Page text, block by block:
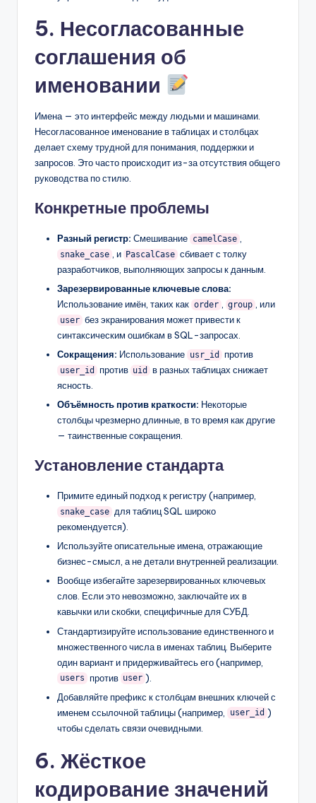
5. Несогласованные
соглашения об
именовании
Имена — это интерфейс между людьми и машинами.
Несогласованное именование в таблицах и столбцах
делает схему трудной для понимания, поддержки и
запросов. Это часто происходит из-за отсутствия общего
руководства по стилю.
Конкретные проблемы
Разный регистр: Смешивание camelCase
snake_case , и PascalCase сбивает с толку
разработчиков, выполняющих запросы к данным.
Зарезервированные ключевые слова:
Использование имён, таких как order group , или
user без экранирования может привести к
синтаксическим ошибкам в SQL-запросах.
Сокращения: Использование usr_id против
user_id против uid
в разных таблицах снижает
ясность.
Объёмность против краткости: Некоторые
столбцы чрезмерно длинные, в то время как другие
— таинственные сокращения.
Установление стандарта
Примите единый подход к регистру (например,
snake_case для таблиц SQL широко
рекомендуется).
Используйте описательные имена, отражающие
бизнес-смысл, а не детали внутренней реализации.
Вообще избегайте зарезервированных ключевых
слов. Если это невозможно, заключайте их в
кавычки или скобки, специфичные для СУБД.
Стандартизируйте использование единственного и
множественного числа в именах таблиц. Выберите
один вариант и придерживайтесь его (например,
users против user ).
Добавляйте префикс к столбцам внешних ключей с
именем ссылочной таблицы (например,
user_id )
чтобы сделать связи очевидными.
6. Жёсткое
кодирование значений